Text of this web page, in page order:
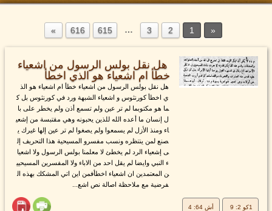
1
2
3
…
615
616
هل نقل بولس الرسول من اشعياء
خطأ ام اشعياء هو الذي اخطأ
هل نقل بولس الرسول من اشعياء خطأ ام اشعياء هو الذ
ي اخطأ كورنثوس و اشعياء الشبهة ورد في كورنثوس بل ك
ما هو مكتوبما لم تر عين ولم تسمع أذن ولم يخطر على با
ل إنسان ما أعده الله للذين يحبونه وهي مقتبسة من إشعي
اء ومنذ الأزل لم يسمعوا ولم يصغوا لم تر عين إلها غيرك ي
صنع لمن ينتظره ونسب مفسرو المسيحية هذا التحريف إل
ى إشعياء الرد لم يخطئ لا معلمنا بولس الرسول ولا اشعيا
ء النبي وايضا لم يقل احد من الاباء ولا المفسرين المسيحيي
ن المعتمدين ان اشعياء اخطأفمن اين اتي المشكك بهذه ال
فرضية مع ملاحظة اصالة نص اشع...
1كو 2: 9 أش 64: 4